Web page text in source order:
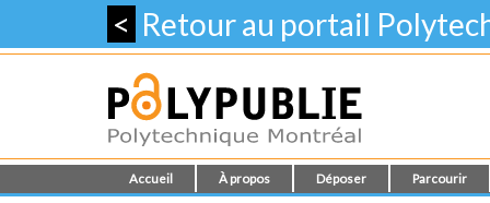
< Retour au portail
Accueil À propos Déposer Parcourir